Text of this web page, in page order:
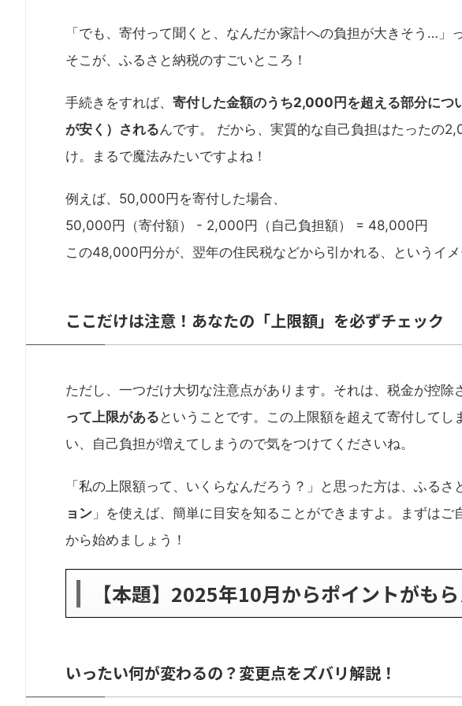
「でも、寄付って聞くと、なんだか家計への負担が大きそう…」
そこが、ふるさと納税のすごいところ！
手続きをすれば、 寄付した金額のうち2,000円を超える部分につ
が安く）されるんです。 だから、実質的な自己負担はたったの
け。まるで魔法みたいですよね！
例えば、50,000円を寄付した場合、
50,000円（寄付額） - 2,000円（自己負担額） = 48,000円
この48,000円分が、翌年の住民税などから引かれる、というイメ
ここだけは注意！あなたの「上限額」を必ずチェック
ただし、一つだけ大切な注意点があります。それは、税金が控除
って上限がある ということです。この上限額を超えて寄付して
い、自己負担が増えてしまうので気をつけてくださいね。
「私の上限額って、いくらなんだろう？」と思った方は、ふるさ
ョン 」を使えば、簡単に目安を知ることができますよ。まずは
から始めましょう！
【本題】2025年10月からポイントがも
いったい何が変わるの？変更点をズバリ解説！